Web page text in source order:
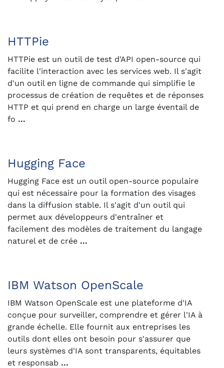
HTTPie
HTTPie est un outil de test d'API open-source qui
facilite l'interaction avec les services web. Il s'agit
d'un outil en ligne de commande qui simplifie le
processus de création de requêtes et de réponses
HTTP et qui prend en charge un large éventail de
fo ...
Hugging Face
Hugging Face est un outil open-source populaire
qui est nécessaire pour la formation des visages
dans la diffusion stable. Il s'agit d'un outil qui
permet aux développeurs d'entraîner et
facilement des modèles de traitement du langage
naturel et de crée ...
IBM Watson OpenScale
IBM Watson OpenScale est une plateforme d'IA
conçue pour surveiller, comprendre et gérer l'IA à
grande échelle. Elle fournit aux entreprises les
outils dont elles ont besoin pour s'assurer que
leurs systèmes d'IA sont transparents, équitables
et responsab ...